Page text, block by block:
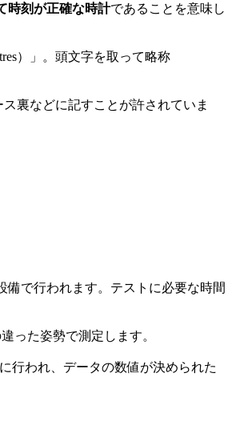
時刻が正確な時計であることを意味し
）」。頭文字を取って略称
裏などに記すことが許されていま
で行われます。テストに必要な時間
った姿勢で測定します。
行われ、データの数値が決められた